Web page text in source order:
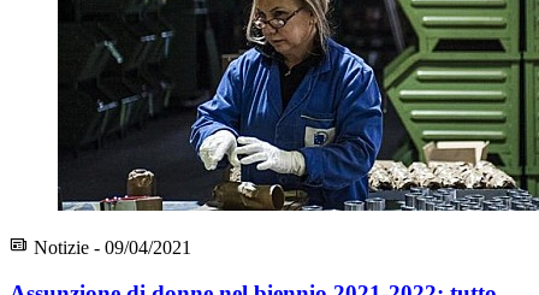
Notizie - 09/04/2021